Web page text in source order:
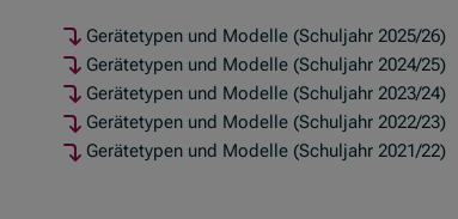
Gerätetypen und Modelle (Schuljahr 2025/26)
Gerätetypen und Modelle (Schuljahr 2024/25)
Gerätetypen und Modelle (Schuljahr 2023/24)
Gerätetypen und Modelle (Schuljahr 2022/23)
Gerätetypen und Modelle (Schuljahr 2021/22)